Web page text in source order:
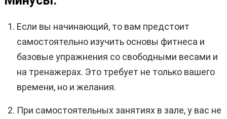
Если вы начинающий, то вам предстоит
самостоятельно изучить основы фитнеса и
базовые упражнения со свободными весами и
на тренажерах. Это требует не только вашего
времени, но и желания.
При самостоятельных занятиях в зале, у вас не